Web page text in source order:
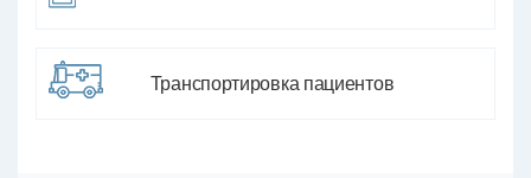
Транспортировка пациентов